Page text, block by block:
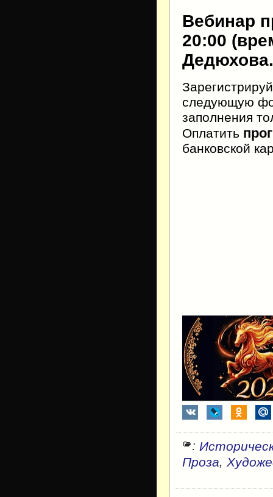
Вебинар
20:00
Дедюхова.
следующую
заполнения
Оплатить
банковской
:
Проза,